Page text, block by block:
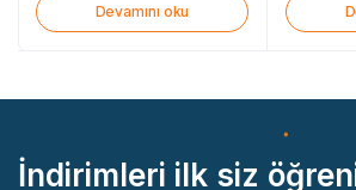
Devamını oku
İndirimleri ilk siz